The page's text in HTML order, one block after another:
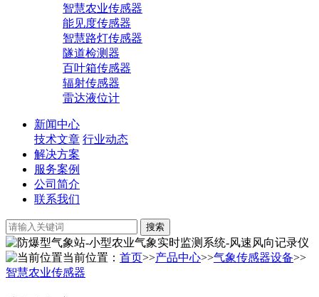
智慧农业传感器
能见度传感器
智慧路灯传感器
隧道检测器
百叶箱传感器
辐射传感器
雷达液位计
新闻中心
技术文章 行业动态
解决方案
服务案例
公司简介
联系我们
当前位置： 首页>>产品中心>>气象传感器设备>>
智慧农业传感器